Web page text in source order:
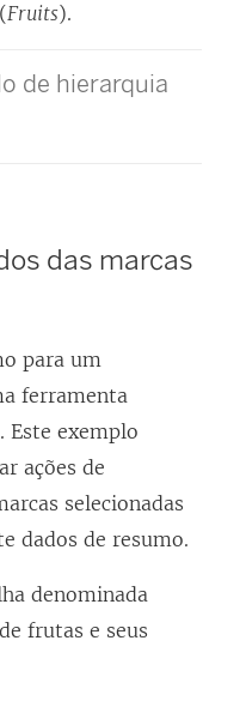
Fruits).
de hierarquia
das marcas
para um
ferramenta
exemplo
ações de
selecionadas
dados de resumo.
denominada
frutas e seus